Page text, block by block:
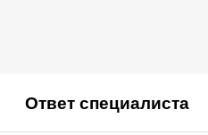
Ответ специалиста